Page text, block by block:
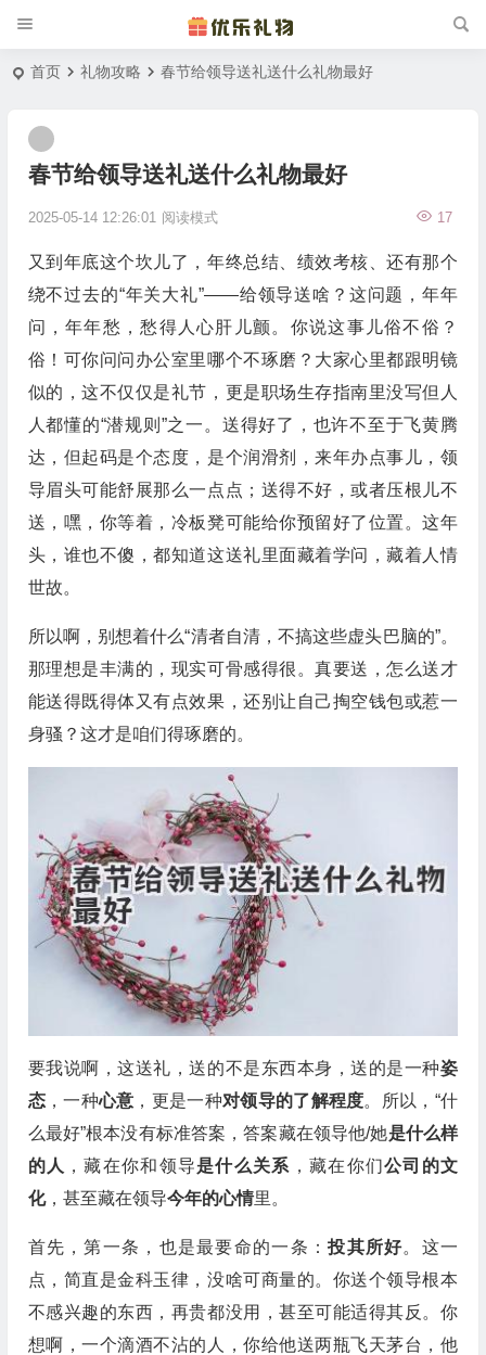
首页 礼物攻略 春节给领导送礼送什么礼物最好
春节给领导送礼送什么礼物最好
2025-05-14 12:26:01 17
阅读模式
又到年底这个坎儿了，年终总结、绩效考核、还有那个
绕不过去的“年关大礼”——给领导送啥？这问题，年年
问，年年愁，愁得人心肝儿颤。你说这事儿俗不俗？
俗！可你问问办公室里哪个不琢磨？大家心里都跟明镜
似的，这不仅仅是礼节，更是职场生存指南里没写但人
人都懂的“潜规则”之一。送得好了，也许不至于飞黄腾
达，但起码是个态度，是个润滑剂，来年办点事儿，领
导眉头可能舒展那么一点点；送得不好，或者压根儿不
送，嘿，你等着，冷板凳可能给你预留好了位置。这年
头，谁也不傻，都知道这送礼里面藏着学问，藏着人情
世故。
所以啊，别想着什么“清者自清，不搞这些虚头巴脑的”。
那理想是丰满的，现实可骨感得很。真要送，怎么送才
能送得既得体又有点效果，还别让自己掏空钱包或惹一
身骚？这才是咱们得琢磨的。
要我说啊，这送礼，送的不是东西本身，送的是一种姿
态，一种心意 ，更是一种对领导的了解程度。所以，“什
么最好”根本没有标准答案，答案藏在领导他/她是什么样
的人 ，藏在你和领导是什么关系 ，藏在你们公司的文
化，甚至藏在领导今年的心情里。
首先，第一条，也是最要命的一条：投其所好。这一
点，简直是金科玉律，没啥可商量的。你送个领导根本
不感兴趣的东西，再贵都没用，甚至可能适得其反。你
想啊，一个滴酒不沾的人，你给他送两瓶飞天茅台，他